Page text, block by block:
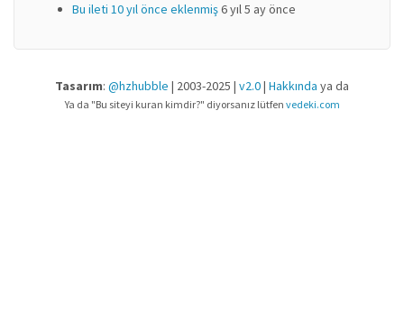
Bu ileti 10 yıl önce eklenmiş6 yıl 5 ay önce
Tasarım: @hzhubble | 2003-2025 | v2.0| Hakkında ya da
Ya da "Bu siteyi kuran kimdir?" diyorsanız lütfen vedeki.com